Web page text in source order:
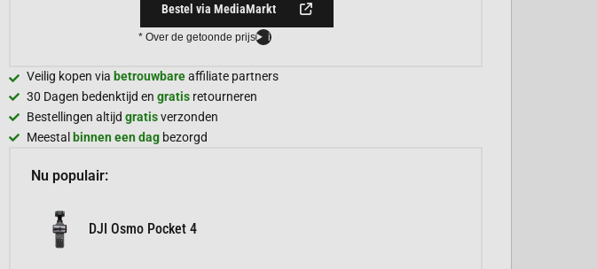
Bestel via MediaMarkt
* Over de getoonde prijs i
Veilig kopen via betrouwbareaffiliate partners
30 Dagen bedenktijd en gratis retourneren
Bestellingen altijd gratisverzonden
Meestal binnen een dag bezorgd
Nu populair:
DJI Osmo Pocket 4